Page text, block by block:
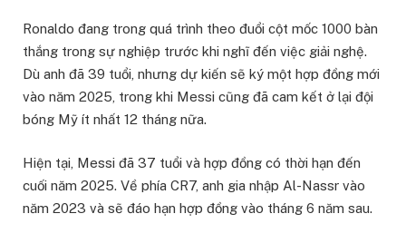
Ronaldo đang trong quá trình theo đuổi cột mốc 1000 bàn
thắng trong sự nghiệp trước khi nghĩ đến việc giải nghệ.
Dù anh đã 39 tuổi, nhưng dự kiến sẽ ký một hợp đồng mới
vào năm 2025, trong khi Messi cũng đã cam kết ở lại đội
bóng Mỹ ít nhất 12 tháng nữa.
Hiện tại, Messi đã 37 tuổi và hợp đồng có thời hạn đến
cuối năm 2025. Về phía CR7, anh gia nhập Al-Nassr vào
năm 2023 và sẽ đáo hạn hợp đồng vào tháng 6 năm sau.